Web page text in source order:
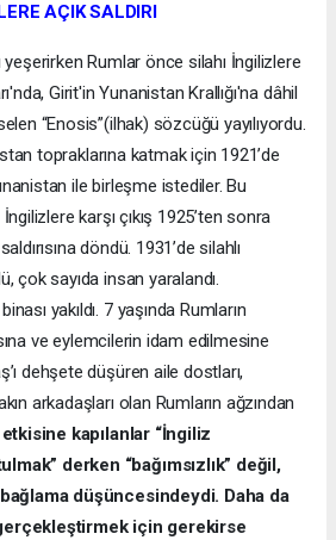
AÇIK SALDIRI
Rumlar önce silahı İngilizlere
Girit'in Yunanistan Krallığı'na dâhil
“Enosis”(ilhak) sözcüğü yayılıyordu.
topraklarına katmak için 1921’de
ile birleşme istediler. Bu
karşı çıkış 1925’ten sonra
döndü. 1931’de silahlı
çok sayıda insan yaralandı.
yakıldı. 7 yaşında Rumların
ve eylemcilerin idam edilmesine
dehşete düşüren aile dostları,
arkadaşları olan Rumların ağzından
kapılanlar “İngiliz
derken “bağımsızlık” değil,
bağlama düşüncesindeydi. Daha da
için gerekirse